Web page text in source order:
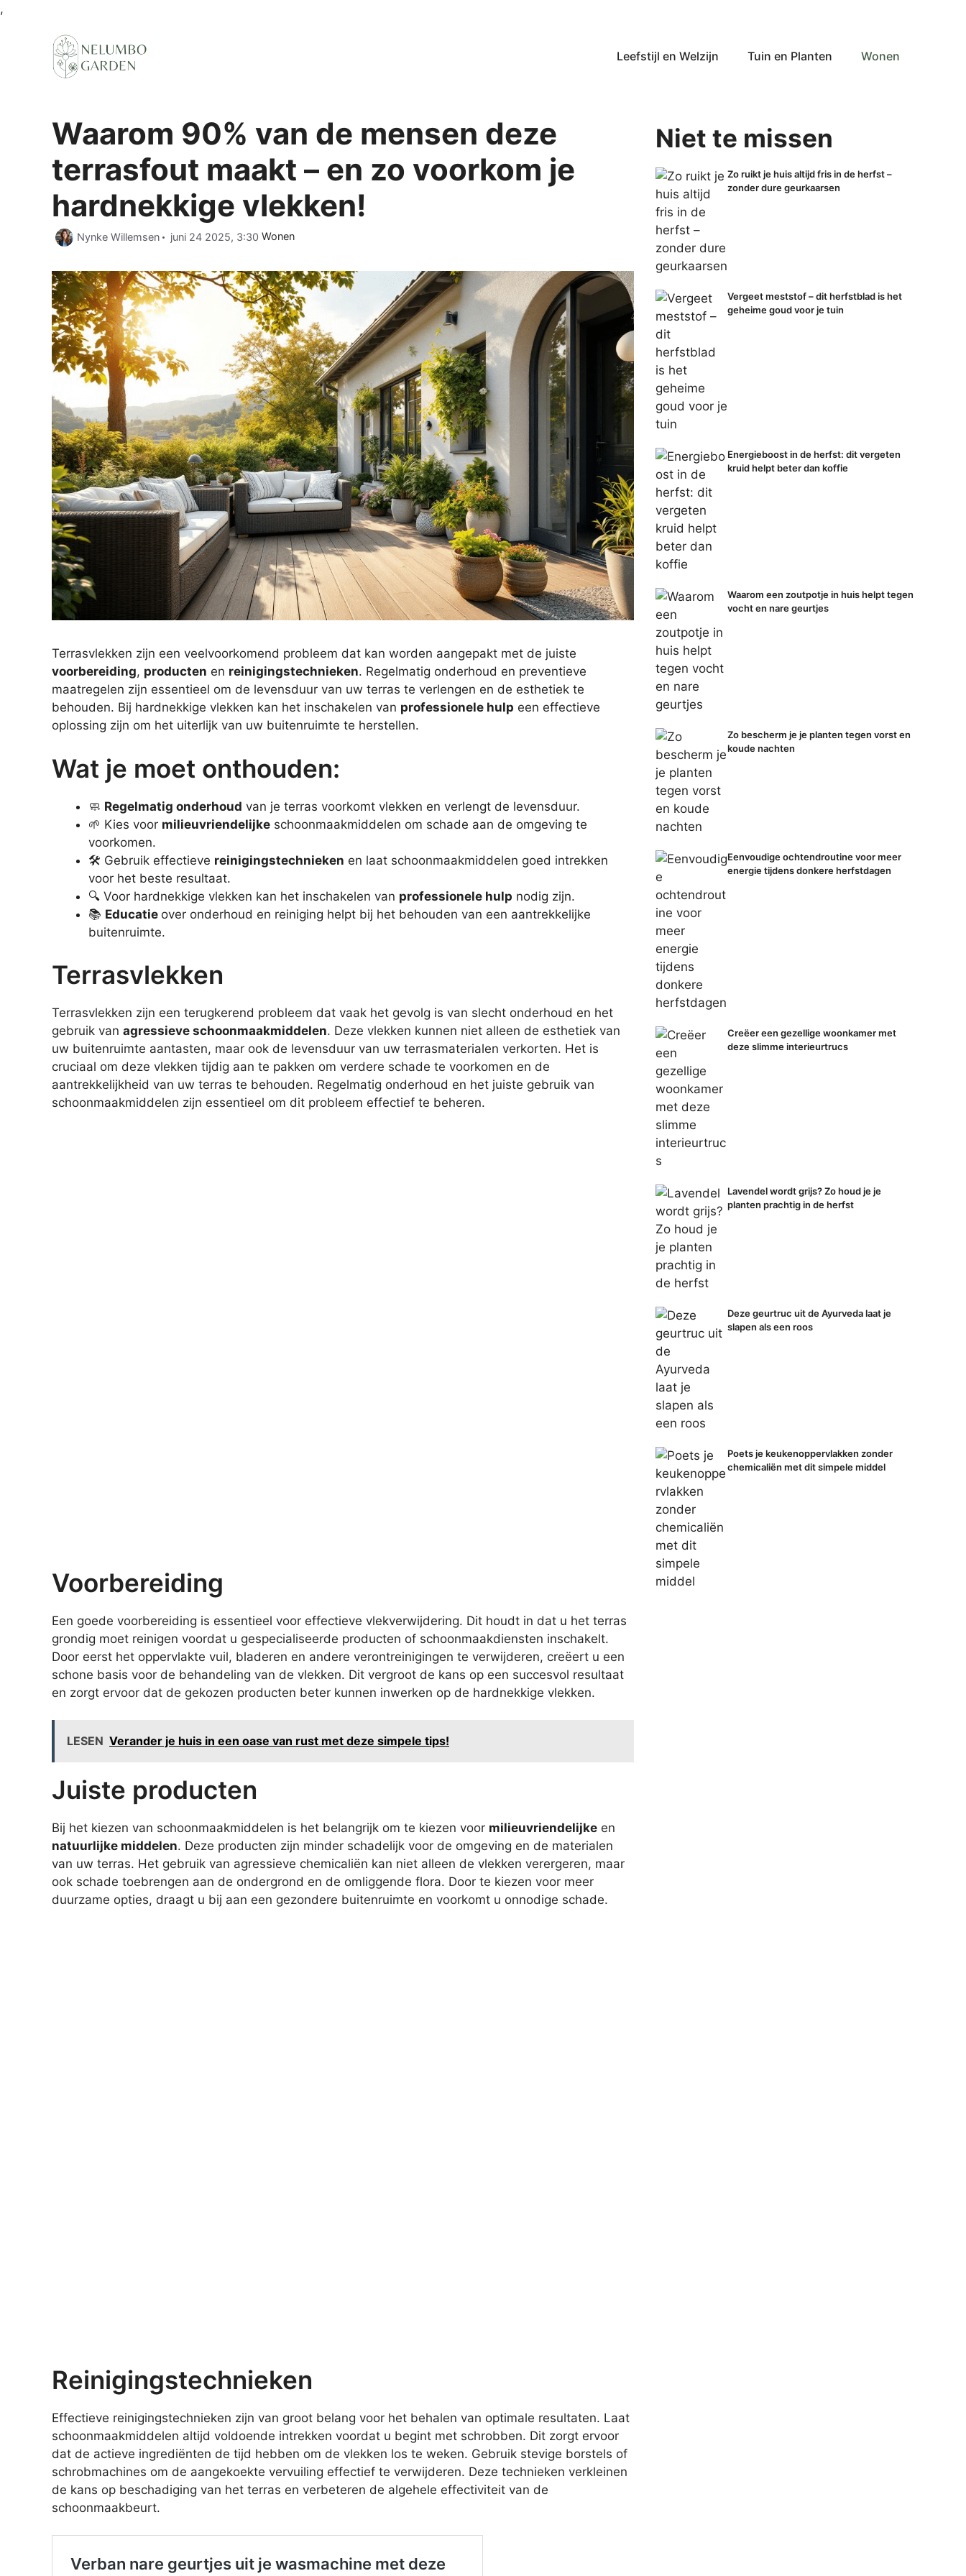
,
Leefstijl en Welzijn Tuin en Planten Wonen
Waarom 90% van de mensen deze
terrasfout maakt – en zo voorkom je
hardnekkige vlekken!
Nynke Willemsen juni 24 2025, 3:30 Categorieën
Wonen
Terrasvlekken zijn een veelvoorkomend probleem dat kan worden aangepakt met de juiste
voorbereiding, producten en reinigingstechnieken. Regelmatig onderhoud en preventieve
maatregelen zijn essentieel om de levensduur van uw terras te verlengen en de esthetiek te
behouden. Bij hardnekkige vlekken kan het inschakelen van professionele hulp een effectieve
oplossing zijn om het uiterlijk van uw buitenruimte te herstellen.
Wat je moet onthouden:
🧼 Regelmatig onderhoud van je terras voorkomt vlekken en verlengt de levensduur.
🌱 Kies voor milieuvriendelijke schoonmaakmiddelen om schade aan de omgeving te
voorkomen.
🛠️ Gebruik effectieve reinigingstechnieken en laat schoonmaakmiddelen goed intrekken
voor het beste resultaat.
🔍 Voor hardnekkige vlekken kan het inschakelen van professionele hulp nodig zijn.
📚 Educatie over onderhoud en reiniging helpt bij het behouden van een aantrekkelijke
buitenruimte.
Terrasvlekken
Terrasvlekken zijn een terugkerend probleem dat vaak het gevolg is van slecht onderhoud en het
gebruik van agressieve schoonmaakmiddelen. Deze vlekken kunnen niet alleen de esthetiek van
uw buitenruimte aantasten, maar ook de levensduur van uw terrasmaterialen verkorten. Het is
cruciaal om deze vlekken tijdig aan te pakken om verdere schade te voorkomen en de
aantrekkelijkheid van uw terras te behouden. Regelmatig onderhoud en het juiste gebruik van
schoonmaakmiddelen zijn essentieel om dit probleem effectief te beheren.
Voorbereiding
Een goede voorbereiding is essentieel voor effectieve vlekverwijdering. Dit houdt in dat u het terras
grondig moet reinigen voordat u gespecialiseerde producten of schoonmaakdiensten inschakelt.
Door eerst het oppervlakte vuil, bladeren en andere verontreinigingen te verwijderen, creëert u een
schone basis voor de behandeling van de vlekken. Dit vergroot de kans op een succesvol resultaat
en zorgt ervoor dat de gekozen producten beter kunnen inwerken op de hardnekkige vlekken.
LESEN Verander je huis in een oase van rust met deze simpele tips!
Juiste producten
Bij het kiezen van schoonmaakmiddelen is het belangrijk om te kiezen voor milieuvriendelijke en
natuurlijke middelen. Deze producten zijn minder schadelijk voor de omgeving en de materialen
van uw terras. Het gebruik van agressieve chemicaliën kan niet alleen de vlekken verergeren, maar
ook schade toebrengen aan de ondergrond en de omliggende flora. Door te kiezen voor meer
duurzame opties, draagt u bij aan een gezondere buitenruimte en voorkomt u onnodige schade.
Reinigingstechnieken
Effectieve reinigingstechnieken zijn van groot belang voor het behalen van optimale resultaten. Laat
schoonmaakmiddelen altijd voldoende intrekken voordat u begint met schrobben. Dit zorgt ervoor
dat de actieve ingrediënten de tijd hebben om de vlekken los te weken. Gebruik stevige borstels of
schrobmachines om de aangekoekte vervuiling effectief te verwijderen. Deze technieken verkleinen
de kans op beschadiging van het terras en verbeteren de algehele effectiviteit van de
schoonmaakbeurt.
Niet te missen
Zo ruikt je huis altijd fris in de herfst –
zonder dure geurkaarsen
Vergeet meststof – dit herfstblad is het
geheime goud voor je tuin
Energieboost in de herfst: dit vergeten
kruid helpt beter dan koffie
Waarom een zoutpotje in huis helpt tegen
vocht en nare geurtjes
Zo bescherm je je planten tegen vorst en
koude nachten
Eenvoudige ochtendroutine voor meer
energie tijdens donkere herfstdagen
Creëer een gezellige woonkamer met
deze slimme interieurtrucs
Lavendel wordt grijs? Zo houd je je
planten prachtig in de herfst
Deze geurtruc uit de Ayurveda laat je
slapen als een roos
Poets je keukenoppervlakken zonder
chemicaliën met dit simpele middel